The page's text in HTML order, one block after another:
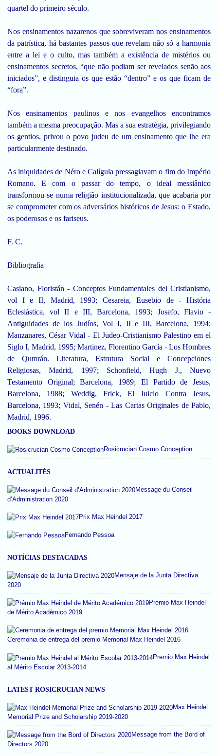
quartel do primeiro século.
Nos ensinamentos nazarenos que sobreviveram nos ensinamentos
da patrística, há bastantes passos que revelam não só a harmonia
entre a lei e o culto, mas também a existência de mistérios ou
ensinamentos secretos, “que não podiam ser revelados senão aos
iniciados”, e distinguia os que estão “dentro” e os que ficam de
“fora”.
Nos ensinamentos paulinos e nos evangelhos encontramos
também a mesma preocupação. Mas a sua estratégia, privilegiando
os gentios, privou o povo judeu de um ensinamento que lhe era
particularmente destinado.
As iniquidades de Néro e Calígula pressagiavam o fim do Império
Romano. E com o passar do tempo, o ideal messiânico
transformou-se numa religião institucionalizada, que acabaria por
se comprometer com os adversários históricos de Jesus: o Estado,
os poderosos e os fariseus.
F. C.
Bibliografia
Casiano, Floristán - Conceptos Fundamentales del Cristianismo,
vol I e II, Madrid, 1993; Cesareia, Eusebio de - História
Eclesiástica, vol II e III, Barcelona, 1993; Josefo, Flavio -
Antiguidades de los Judíos, Vol I, II e III, Barcelona, 1994;
Manzanares, César Vidal - El Judeo-Cristianismo Palestino em el
Siglo I, Madrid, 1995; Martinez, Florentino García - Los Hombres
de Qumrán. Literatura, Estrutura Social e Concepciones
Religiosas, Madrid, 1997; Schonfield, Hugh J., Nuevo
Testamento Original; Barcelona, 1989; El Partido de Jesus,
Barcelona, 1988; Weddig, Frick, El Juicio Contra Jesus,
Barcelona, 1993; Vidal, Senén - Las Cartas Originales de Pablo,
Madrid, 1996.
BOOKS DOWNLOAD
Rosicrucian Cosmo Conception
ACTUALITÉS
Message du Conseil
d’Administration 2020
Prix Max Heindel 2017
Fernando Pessoa
NOTÍCIAS DESTACADAS
Mensaje de la Junta Directiva
2020
Prémio Max Heindel
de Mérito Académico 2019
Ceremonia de entrega del premio Memorial Max Heindel 2016
Premio Max Heindel
al Mérito Escolar 2013-2014
LATEST ROSICRUCIAN NEWS
Max Heindel
Memorial Prize and Scholarship 2019-2020
Message from the Bord of
Directors 2020